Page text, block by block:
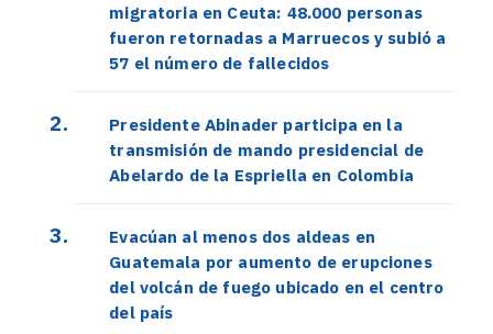
migratoria en Ceuta: 48.000 personas
fueron retornadas a Marruecos y subió a
57 el número de fallecidos
Presidente Abinader participa en la
transmisión de mando presidencial de
Abelardo de la Espriella en Colombia
Evacúan al menos dos aldeas en
Guatemala por aumento de erupciones
del volcán de fuego ubicado en el centro
del país